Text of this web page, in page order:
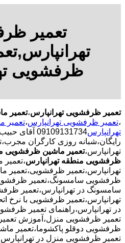
تعمیر
ظرفشویی
تعمیر ظرفشویی تهرانپارس،تعمیر
،تعمیر ظرفشویی تهرانپارس،تعمیر
تهرانپارس
رایگان،شبانه روزی کارگران
تهرانپارس،تعمیر ماشین ظرفشویی
ظرفشویی منطقه تهرانپارس
تهرانپارس،تعمیر ظرفشویی،تعمیر
ظرفشویی سامسونگ،تعمیر
سامسونگ در تهرانپارس،تعمیر
تهرانپارس،تعمیر ظرفشویی با نرخ
در تهرانپارس،راهنمای تعمیر
تعمیر ظرفشویی منزل،آموزش
ظرفشویی دوقلو پاکشوما،تعمیر
تعمیر ظرفشویی منزل در